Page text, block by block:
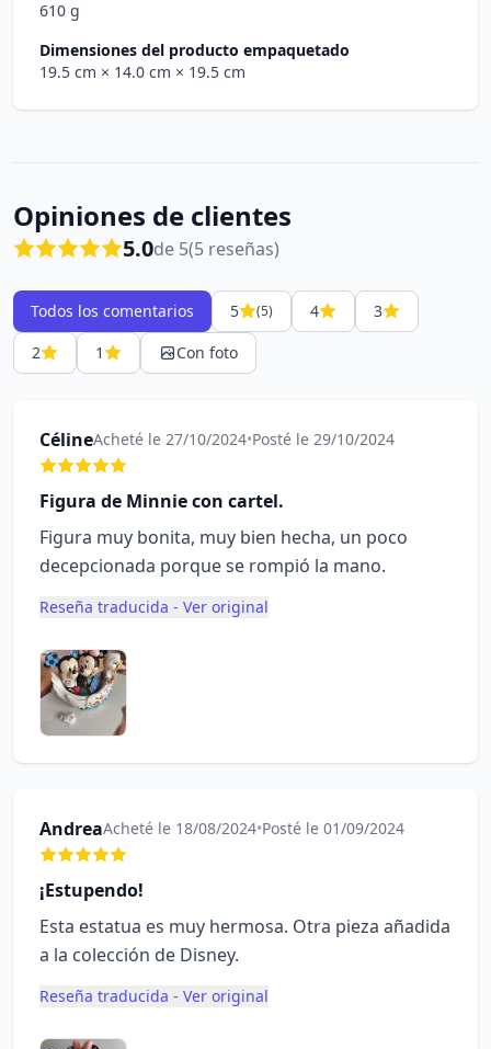
610 g
Dimensiones del producto empaquetado
19.5 cm × 14.0 cm × 19.5 cm
Opiniones de clientes
5.0de 5(5 reseñas)
Todos los comentarios 5 (5) 4
3
2
1 Con foto
CélineAcheté le 27/10/2024•Posté le 29/10/2024
Figura de Minnie con cartel.
Figura muy bonita, muy bien hecha, un poco
decepcionada porque se rompió la mano.
Reseña traducida - Ver original
AndreaAcheté le 18/08/2024•Posté le 01/09/2024
¡Estupendo!
Esta estatua es muy hermosa. Otra pieza añadida
a la colección de Disney.
Reseña traducida - Ver original